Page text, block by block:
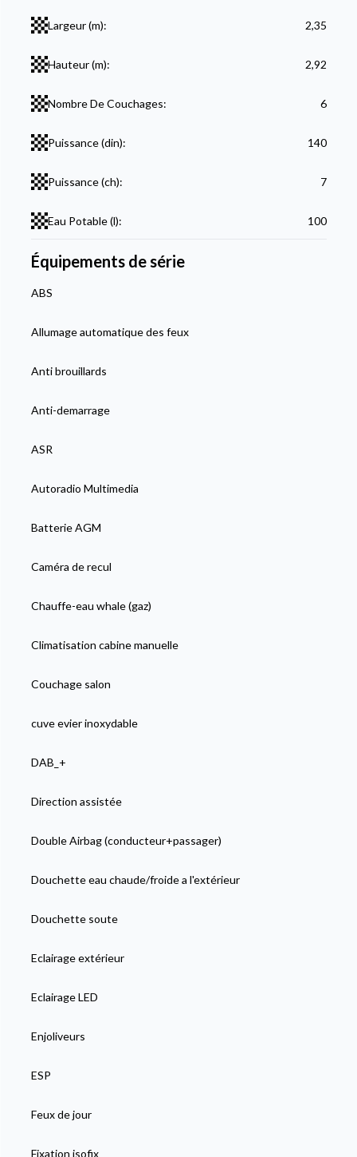
Largeur (m): 2,35
Hauteur (m): 2,92
Nombre De Couchages: 6
Puissance (din): 140
Puissance (ch): 7
Eau Potable (l): 100
Équipements de série
ABS
Allumage automatique des feux
Anti brouillards
Anti-demarrage
ASR
Autoradio Multimedia
Batterie AGM
Caméra de recul
Chauffe-eau whale (gaz)
Climatisation cabine manuelle
Couchage salon
cuve evier inoxydable
DAB_+
Direction assistée
Double Airbag (conducteur+passager)
Douchette eau chaude/froide a l'extérieur
Douchette soute
Eclairage extérieur
Eclairage LED
Enjoliveurs
ESP
Feux de jour
Fixation isofix